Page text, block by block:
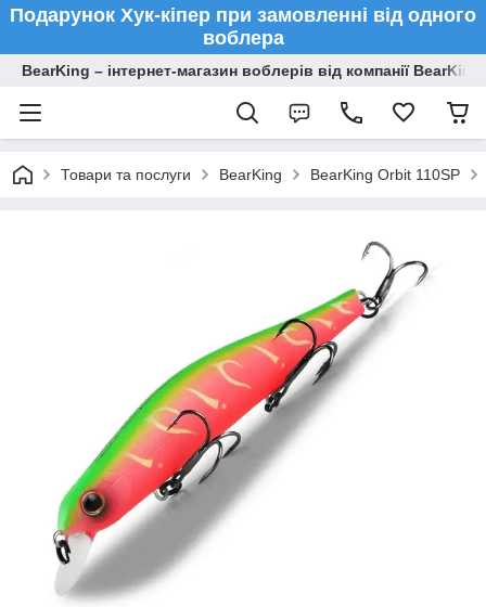
Подарунок Хук-кіпер при замовленні від одного
воблера
BearKing – інтернет-магазин воблерів від компанії BearKing
Товари та послуги BearKing BearKing Orbit 110SP